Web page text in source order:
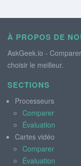
À PROPOS DE
AskGeek.io -
choisir le meilleur.
SECTIONS
Processeurs
Comparer
Évaluation
Cartes vidéo
Comparer
Évaluation